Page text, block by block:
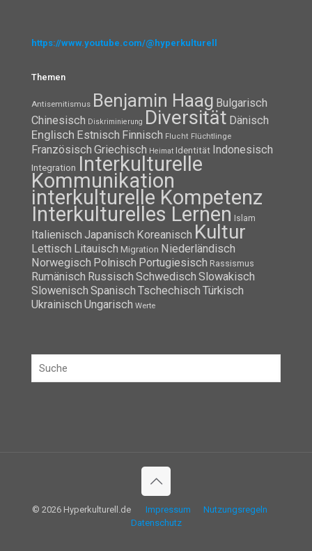
https://www.youtube.com/@hyperkulturell
Themen
Antisemitismus Benjamin Haag Bulgarisch
Chinesisch Diskriminierung Diversität Dänisch
Englisch Estnisch Finnisch Flucht Flüchtlinge
Französisch Griechisch Heimat Identität Indonesisch
Integration Interkulturelle
Kommunikation
interkulturelle Kompetenz
Interkulturelles Lernen Islam
Italienisch Japanisch Koreanisch Kultur
Lettisch Litauisch Migration Niederländisch
Norwegisch Polnisch Portugiesisch Rassismus
Rumänisch Russisch Schwedisch Slowakisch
Slowenisch Spanisch Tschechisch Türkisch
Ukrainisch Ungarisch Werte
© 2026 Hyperkulturell.de Impressum
Nutzungsregeln
Datenschutz